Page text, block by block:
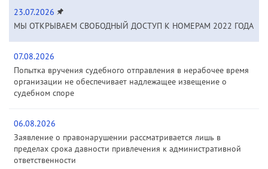
23.07.2026
МЫ ОТКРЫВАЕМ СВОБОДНЫЙ ДОСТУП К НОМЕРАМ 2022 ГОДА
07.08.2026
Попытка вручения судебного отправления в нерабочее время
организации не обеспечивает надлежащее извещение о
судебном споре
06.08.2026
Заявление о правонарушении рассматривается лишь в
пределах срока давности привлечения к административной
ответственности